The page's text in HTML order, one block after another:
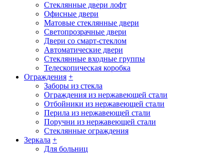
Стеклянные двери лофт
Офисные двери
Матовые стеклянные двери
Светопрозрачные двери
Двери со смарт-стеклом
Автоматические двери
Стеклянные входные группы
Телескопическая коробка
Ограждения +
Заборы из стекла
Ограждения из нержавеющей стали
Отбойники из нержавеющей стали
Перила из нержавеющей стали
Поручни из нержавеющей стали
Стеклянные ограждения
Зеркала +
Для больниц